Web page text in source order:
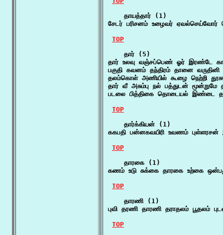
    தாயத்தார் (1)
சேடர் பரிசனம் உழைவர்
TOP
    தார் (5)
தார் உலவு வஞ்சப்பெண் ஓர் இரண்டே
பகுதி கவனம் தந்திரம் தானை
தலம்கொள் அணியில் கூழை நெற்றி
தார் வீ அசும்பு நல் பத்துடன்
படலை பித்திகை தொடையல் இண்டை
TOP
    தார்க்கியன் (1)
ககபதி பன்னகவயிரி உவணம்
TOP
    தாரகை (1)
கணம் உடு சுக்கை தாரகை உற்கை
TOP
    தாரணி (1)
புவி தரணி தாரணி தராதலம் பூதலம்
TOP